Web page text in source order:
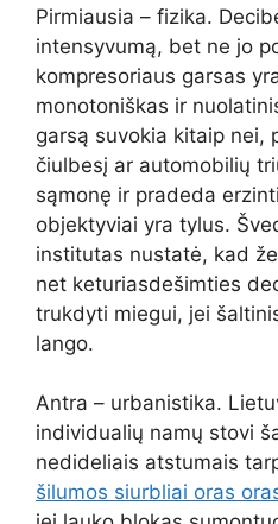
Pirmiausia – fizika.
intensyvumą, bet ne jo
kompresoriaus garsas
monotoniškas ir
garsą suvokia kitaip nei,
čiulbesį ar automobilių
sąmonę ir pradeda
objektyviai yra tylus.
institutas nustatė, kad
net keturiasdešimties
trukdyti miegui, jei
lango.
Antra – urbanistika.
individualių namų stovi
nedideliais atstumais
šilumos siurbliai oras